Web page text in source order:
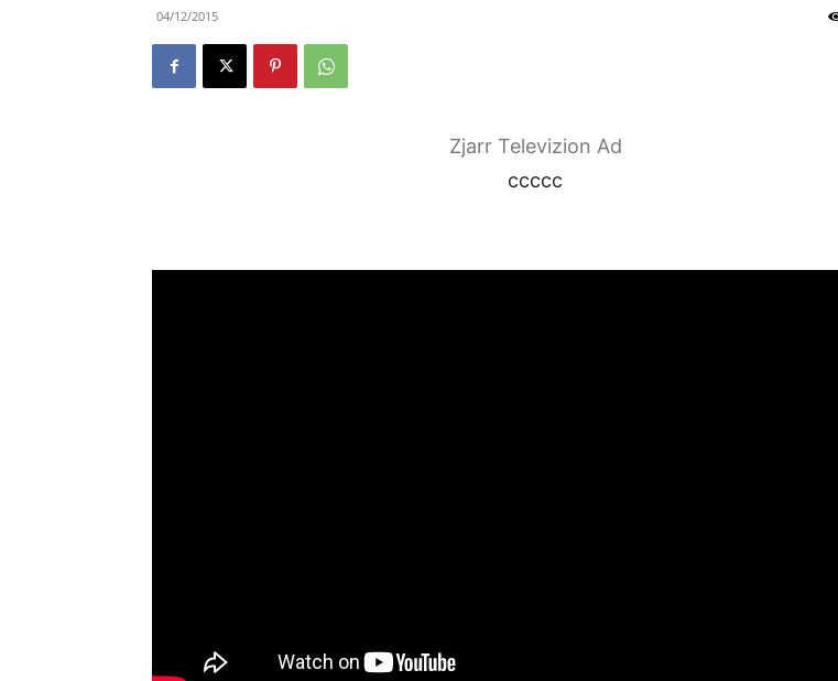
04/12/2015
Zjarr Televizion Ad
ccccc